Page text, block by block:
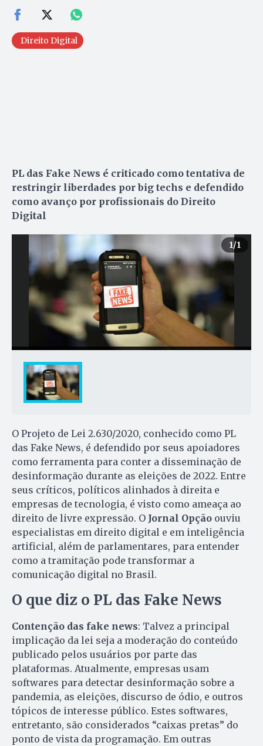
Direito Digital
PL das Fake News é criticado como tentativa de
restringir liberdades por big techs e defendido
como avanço por profissionais do Direito
Digital
1/1
O Projeto de Lei 2.630/2020, conhecido como PL
das Fake News, é defendido por seus apoiadores
como ferramenta para conter a disseminação de
desinformação durante as eleições de 2022. Entre
seus críticos, políticos alinhados à direita e
empresas de tecnologia, é visto como ameaça ao
direito de livre expressão. O Jornal Opção ouviu
especialistas em direito digital e em inteligência
artificial, além de parlamentares, para entender
como a tramitação pode transformar a
comunicação digital no Brasil.
O que diz o PL das Fake News
Contenção das fake news: Talvez a principal
implicação da lei seja a moderação do conteúdo
publicado pelos usuários por parte das
plataformas. Atualmente, empresas usam
softwares para detectar desinformação sobre a
pandemia, as eleições, discurso de ódio, e outros
tópicos de interesse público. Estes softwares,
entretanto, são considerados “caixas pretas” do
ponto de vista da programação. Em outras